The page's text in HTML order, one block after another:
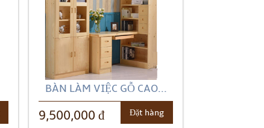
BÀN LÀM VIỆC GỖ CAO...
9,500,000 đ Đặt hàng